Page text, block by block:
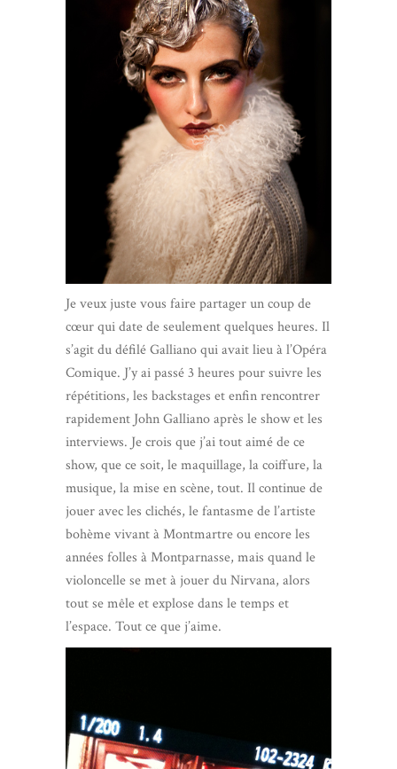
Je veux juste vous faire partager un coup de
cœur qui date de seulement quelques heures. Il
s’agit du défilé Galliano qui avait lieu à l’Opéra
Comique. J’y ai passé 3 heures pour suivre les
répétitions, les backstages et enfin rencontrer
rapidement John Galliano après le show et les
interviews. Je crois que j’ai tout aimé de ce
show, que ce soit, le maquillage, la coiffure, la
musique, la mise en scène, tout. Il continue de
jouer avec les clichés, le fantasme de l’artiste
bohème vivant à Montmartre ou encore les
années folles à Montparnasse, mais quand le
violoncelle se met à jouer du Nirvana, alors
tout se mêle et explose dans le temps et
l’espace. Tout ce que j’aime.